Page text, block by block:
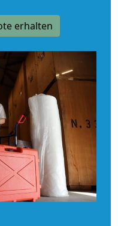
erhalten